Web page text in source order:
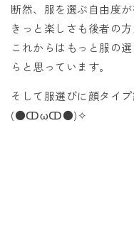
断然、服を選ぶ自由度
きっと楽しさも後者の
これからはもっと服の
らと思っています。
そして服選びに顔タイ
(●ↀωↀ●)✧